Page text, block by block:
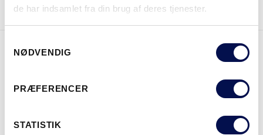
de har indsamlet fra din brug af deres tjenester.
NØDVENDIG
PRÆFERENCER
STATISTIK